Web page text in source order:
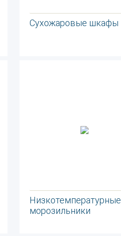
Сухожаровые шкафы
Низкотемпературные
морозильники